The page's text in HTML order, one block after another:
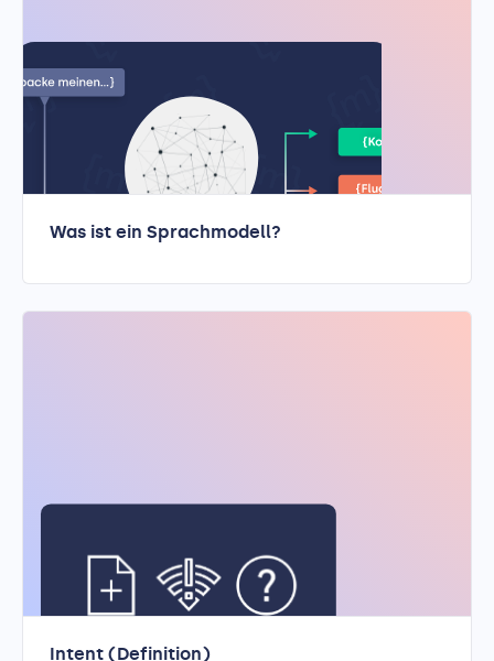
Was ist ein Sprachmodell?
Intent (Definition)